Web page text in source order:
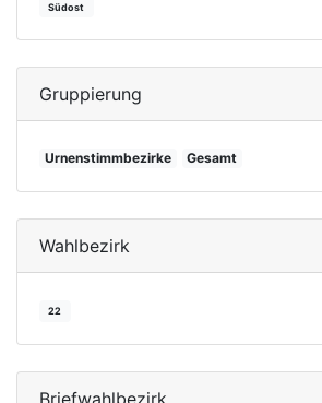
Südost
Gruppierung
Urnenstimmbezirke Gesamt
Wahlbezirk
22
Briefwahlbezirk